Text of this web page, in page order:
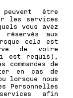
peuvent être
les services
vous avez
aux
cela est
de votre
est requis),
commandes de
en cas de
lorsque nous
Personnelles
afin